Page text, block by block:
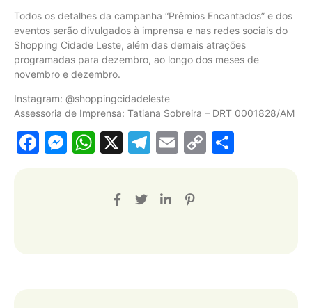
Todos os detalhes da campanha “Prêmios Encantados” e dos
eventos serão divulgados à imprensa e nas redes sociais do
Shopping Cidade Leste, além das demais atrações
programadas para dezembro, ao longo dos meses de
novembro e dezembro.
Instagram: @shoppingcidadeleste
Assessoria de Imprensa: Tatiana Sobreira – DRT 0001828/AM
Facebook
Messenger
WhatsApp
X Telegram
Email
Copy